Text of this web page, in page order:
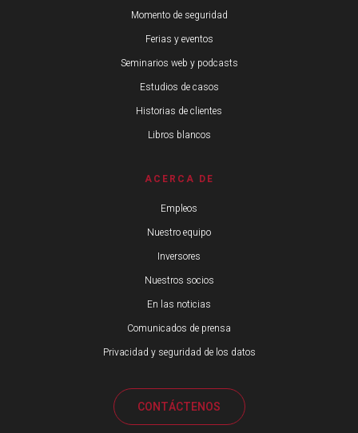
Momento de seguridad
Ferias y eventos
Seminarios web y podcasts
Estudios de casos
Historias de clientes
Libros blancos
ACERCA DE
Empleos
Nuestro equipo
Inversores
Nuestros socios
En las noticias
Comunicados de prensa
Privacidad y seguridad de los datos
CONTÁCTENOS